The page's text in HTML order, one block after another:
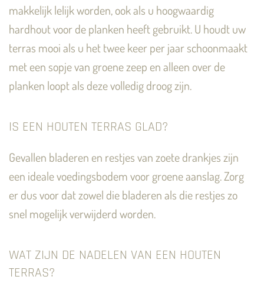
makkelijk lelijk worden, ook als u hoogwaardig
hardhout voor de planken heeft gebruikt. U houdt uw
terras mooi als u het twee keer per jaar schoonmaakt
met een sopje van groene zeep en alleen over de
planken loopt als deze volledig droog zijn.
IS EEN HOUTEN TERRAS GLAD?
Gevallen bladeren en restjes van zoete drankjes zijn
een ideale voedingsbodem voor groene aanslag. Zorg
er dus voor dat zowel die bladeren als die restjes zo
snel mogelijk verwijderd worden.
WAT ZIJN DE NADELEN VAN EEN HOUTEN
TERRAS?